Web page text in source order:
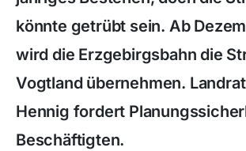
könnte getrübt sein. Ab
wird die Erzgebirgsbahn die
Vogtland übernehmen.
Hennig fordert
Beschäftigten.